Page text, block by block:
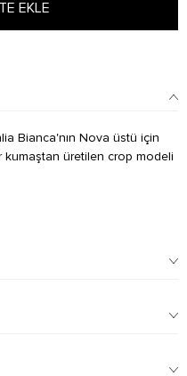
EKLE
Bianca'nın Nova üstü için
kumaştan üretilen crop modeli